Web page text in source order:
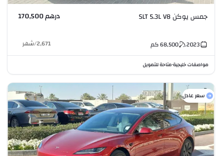
جمس يوكن SLT 5.3L V8 درهم 170,500
2023
68,500كم 2,671
/شهر
مواصفات خليجية•متاحة للتمويل
سعر عادل